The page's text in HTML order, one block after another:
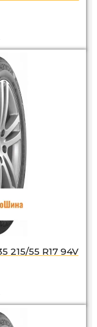
215/55 R17 94V